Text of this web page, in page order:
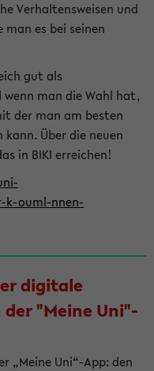
Verhaltensweisen und
es bei seinen
gut als
man die Wahl hat,
der man am besten
Über die neuen
in BIKI erreichen!
k-ouml-nnen-
digitale
"Meine Uni"-
„Meine Uni“-App: den